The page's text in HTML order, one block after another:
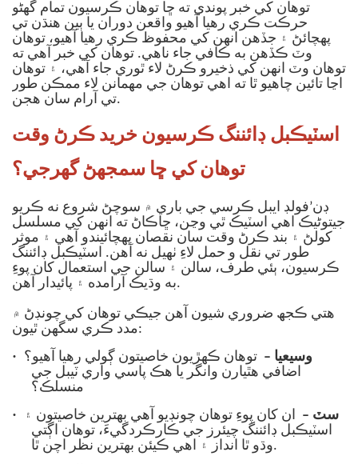
توهان کي خبر پوندي ته ڇا توهان ڪرسيون تمام گهڻو
حرڪت ڪري رهيا آهيو واقعن دوران يا ٻين هنڌن تي
پهچائڻ ۽ جڏهن انهن کي محفوظ ڪري رهيا آهيو، توهان
وٽ ڪڏهن به ڪافي جاء ناهي. توهان کي خبر آهي ته
توهان وٽ انهن کي ذخيرو ڪرڻ لاء ٿوري جاء آهي، ۽ توهان
اڃا تائين چاهيو ٿا ته اهي توهان جي مهمانن لاء ممڪن طور
تي آرام سان هجن.
اسٽيڪبل ڊائننگ ڪرسيون خريد ڪرڻ وقت
توهان کي ڇا سمجهڻ گهرجي؟
ڊن’فولڊ ايبل ڪرسي جي باري ۾ سوچڻ شروع نه ڪريو
جيتوڻيڪ اهي اسٽيڪ ٿي وڃن، ڇاڪاڻ ته انهن کي مسلسل
کولڻ ۽ بند ڪرڻ وقت سان نقصان پهچائيندو آهي ۽ موثر
طور تي نقل و حمل لاءِ ٺهيل نه آهن. اسٽيڪبل ڊائننگ
ڪرسيون، ٻئي طرف، سالن ۽ سالن جي استعمال کان پوءِ
به وڌيڪ آرامده ۽ پائيدار آهن.
هتي ڪجھ ضروري شيون آھن جيڪي توھان کي چونڊڻ ۾
مدد ڪري سگھن ٿيون:
· وسيعيا – توهان ڪهڙيون خاصيتون ڳولي رهيا آهيو؟
اضافي هٿيارن وانگر يا هڪ پاسي واري ٽيبل جي
منسلڪ؟
· سٽ – ان کان پوءِ توھان چونڊيو آھي بھترين خاصيتون ۽
اسٽيڪبل ڊائننگ چيئرز جي ڪارڪردگيءَ، توھان اڳتي
وڌو ٿا انداز ۽ اھي ڪيئن بھترين نظر اچن ٿا.